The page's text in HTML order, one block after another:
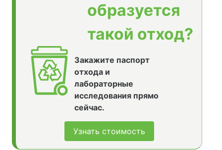
образуется
такой отход?
Закажите паспорт
отхода и
лабораторные
исследования прямо
сейчас.
Узнать стоимость